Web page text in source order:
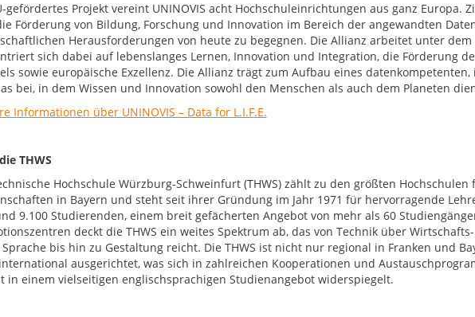
gefördertes Projekt vereint UNINOVIS acht Hochschuleinrichtungen aus ganz Europa.
Förderung von Bildung, Forschung und Innovation im Bereich der angewandten
Herausforderungen von heute zu begegnen. Die Allianz arbeitet unter dem
sich dabei auf lebenslanges Lernen, Innovation und Integration, die Förderung
sowie europäische Exzellenz. Die Allianz trägt zum Aufbau eines
bei, in dem Wissen und Innovation sowohl den Menschen als auch dem Planeten
Informationen über UNINOVIS – Data for L.I.F.E.
THWS
Hochschule Würzburg-Schweinfurt (THWS) zählt zu den größten Hochschulen
in Bayern und steht seit ihrer Gründung im Jahr 1971 für hervorragende
9.100 Studierenden, einem breit gefächerten Angebot von mehr als 60
deckt die THWS ein weites Spektrum ab, das von Technik über
Sprache bis hin zu Gestaltung reicht. Die THWS ist nicht nur regional in Franken und
ausgerichtet, was sich in zahlreichen Kooperationen und
in einem vielseitigen englischsprachigen Studienangebot widerspiegelt.